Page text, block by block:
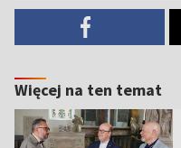
Więcej na ten temat